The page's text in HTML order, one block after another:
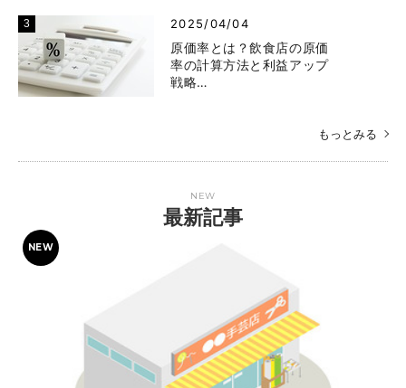
2025/04/04
原価率とは？飲食店の原価
率の計算方法と利益アップ
戦略…
もっとみる
NEW
最新記事